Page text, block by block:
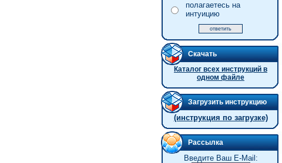
полагаетесь на
интуицию
Скачать
Каталог всех инструкций в
одном файле
Загрузить инструкцию
(инструкция по загрузке)
Рассылка
Введите Ваш E-Mail: